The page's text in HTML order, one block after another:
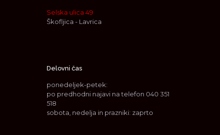
Selska ulica 49
Škofljica - Lavrica
Delovni čas
ponedeljek-petek:
po predhodni najavi na telefon 040 351
518
sobota, nedelja in prazniki: zaprto